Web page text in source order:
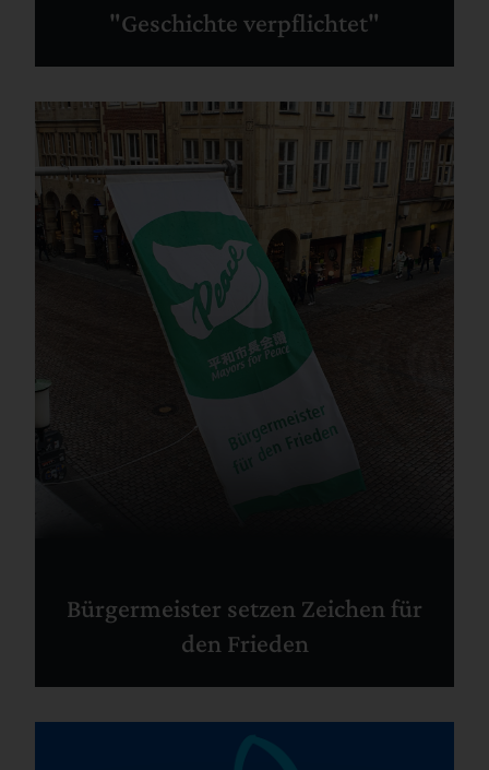
"Geschichte verpflichtet"
Bürgermeister setzen Zeichen für
den Frieden